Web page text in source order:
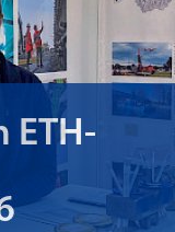
ETH-